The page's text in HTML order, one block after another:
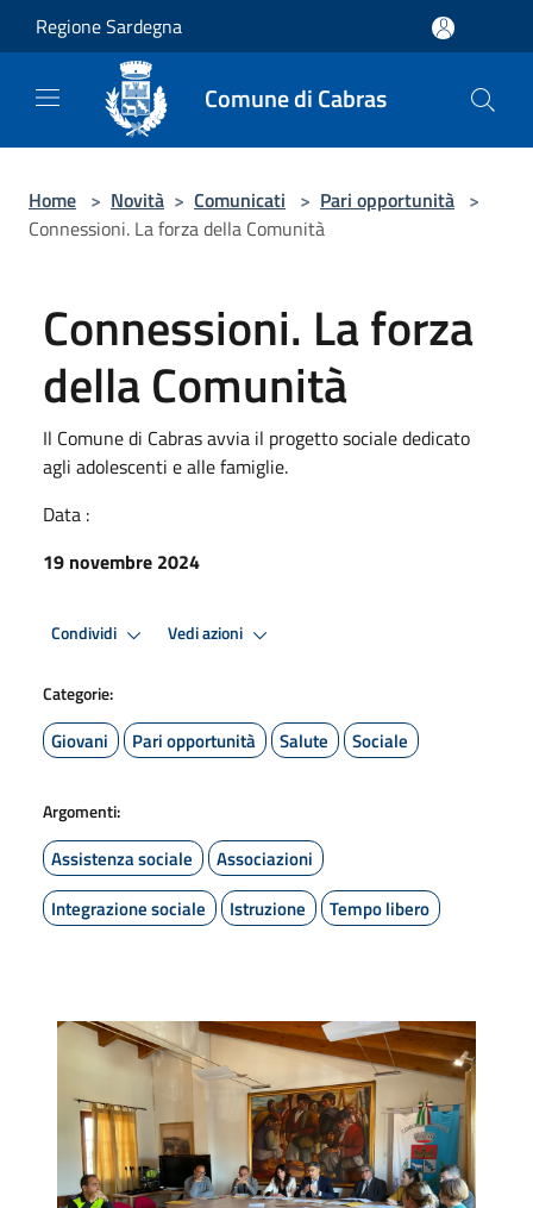
Salta al contenuto principale
Regione Sardegna
Comune di Cabras
Home > Novità > Comunicati > Pari opportunità >
Connessioni. La forza della Comunità
Connessioni. La forza
della Comunità
Il Comune di Cabras avvia il progetto sociale dedicato
agli adolescenti e alle famiglie.
Data :
19 novembre 2024
Condividi Vedi azioni
Categorie:
Giovani Pari opportunità Salute Sociale
Argomenti:
Assistenza sociale
Associazioni
Integrazione sociale
Istruzione Tempo libero